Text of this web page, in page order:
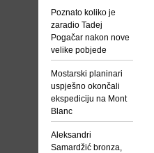
Poznato koliko je
zaradio Tadej
Pogačar nakon nove
velike pobjede
Mostarski planinari
uspješno okončali
ekspediciju na Mont
Blanc
Aleksandri
Samardžić bronza,